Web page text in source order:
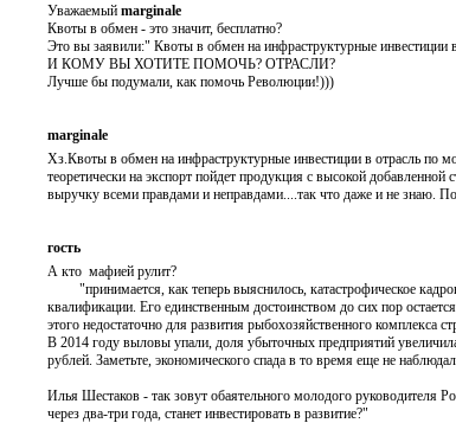
Уважаемый marginale
Квоты в обмен - это значит, бесплатно?
Это вы заявили:" Квоты в обмен на инфраструктурные инвестиции
И КОМУ ВЫ ХОТИТЕ ПОМОЧЬ? ОТРАСЛИ?
Лучше бы подумали, как помочь Революции!)))
marginale
Хз.Квоты в обмен на инфраструктурные инвестиции в отрасль по
теоретически на экспорт пойдет продукция с высокой
выручку всеми правдами и неправдами....так что даже и не знаю.
гость
А кто мафией рулит?
"принимается, как теперь выяснилось, катастрофическое
квалификации. Его единственным достоинством до сих пор
этого недостаточно для развития рыбохозяйственного комплекса
В 2014 году выловы упали, доля убыточных предприятий
рублей. Заметьте, экономического спада в то время еще не
Илья Шестаков - так зовут обаятельного молодого руководителя
через два-три года, станет инвестировать в развитие?"